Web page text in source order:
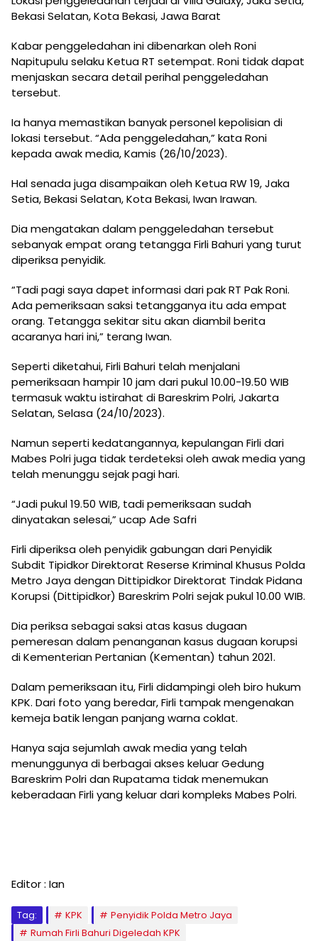
Bekasi Selatan, Kota Bekasi, Jawa Barat
Kabar penggeledahan ini dibenarkan oleh Roni
Napitupulu selaku Ketua RT setempat. Roni tidak dapat
menjaskan secara detail perihal penggeledahan
tersebut.
Ia hanya memastikan banyak personel kepolisian di
lokasi tersebut. “Ada penggeledahan,” kata Roni
kepada awak media, Kamis (26/10/2023).
Hal senada juga disampaikan oleh Ketua RW 19, Jaka
Setia, Bekasi Selatan, Kota Bekasi, Iwan Irawan.
Dia mengatakan dalam penggeledahan tersebut
sebanyak empat orang tetangga Firli Bahuri yang turut
diperiksa penyidik.
“Tadi pagi saya dapet informasi dari pak RT Pak Roni.
Ada pemeriksaan saksi tetangganya itu ada empat
orang. Tetangga sekitar situ akan diambil berita
acaranya hari ini,” terang Iwan.
Seperti diketahui, Firli Bahuri telah menjalani
pemeriksaan hampir 10 jam dari pukul 10.00-19.50 WIB
termasuk waktu istirahat di Bareskrim Polri, Jakarta
Selatan, Selasa (24/10/2023).
Namun seperti kedatangannya, kepulangan Firli dari
Mabes Polri juga tidak terdeteksi oleh awak media yang
telah menunggu sejak pagi hari.
“Jadi pukul 19.50 WIB, tadi pemeriksaan sudah
dinyatakan selesai,” ucap Ade Safri
Firli diperiksa oleh penyidik gabungan dari Penyidik
Subdit Tipidkor Direktorat Reserse Kriminal Khusus Polda
Metro Jaya dengan Dittipidkor Direktorat Tindak Pidana
Korupsi (Dittipidkor) Bareskrim Polri sejak pukul 10.00 WIB.
Dia periksa sebagai saksi atas kasus dugaan
pemeresan dalam penanganan kasus dugaan korupsi
di Kementerian Pertanian (Kementan) tahun 2021.
Dalam pemeriksaan itu, Firli didampingi oleh biro hukum
KPK. Dari foto yang beredar, Firli tampak mengenakan
kemeja batik lengan panjang warna coklat.
Hanya saja sejumlah awak media yang telah
menunggunya di berbagai akses keluar Gedung
Bareskrim Polri dan Rupatama tidak menemukan
keberadaan Firli yang keluar dari kompleks Mabes Polri.
Editor : Ian
Tag: KPK
Penyidik Polda Metro Jaya
Rumah Firli Bahuri Digeledah KPK